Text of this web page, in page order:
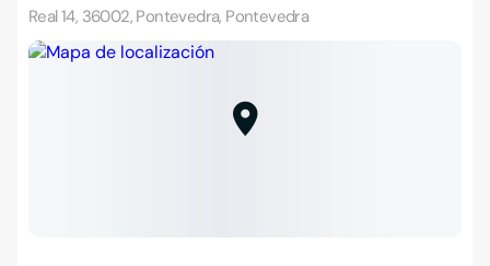
Real 14, 36002, Pontevedra, Pontevedra